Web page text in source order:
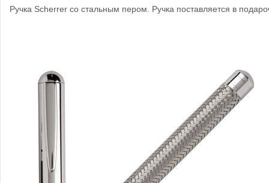
Ручка Scherrer со стальным пером. Ручка поставляется в